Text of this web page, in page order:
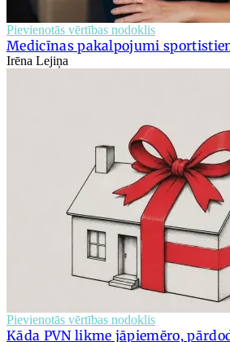
Pievienotās vērtības nodoklis
Medicīnas pakalpojumi
Irēna Lejiņa
Pievienotās vērtības nodoklis
Kāda PVN likme jāpiemēro,